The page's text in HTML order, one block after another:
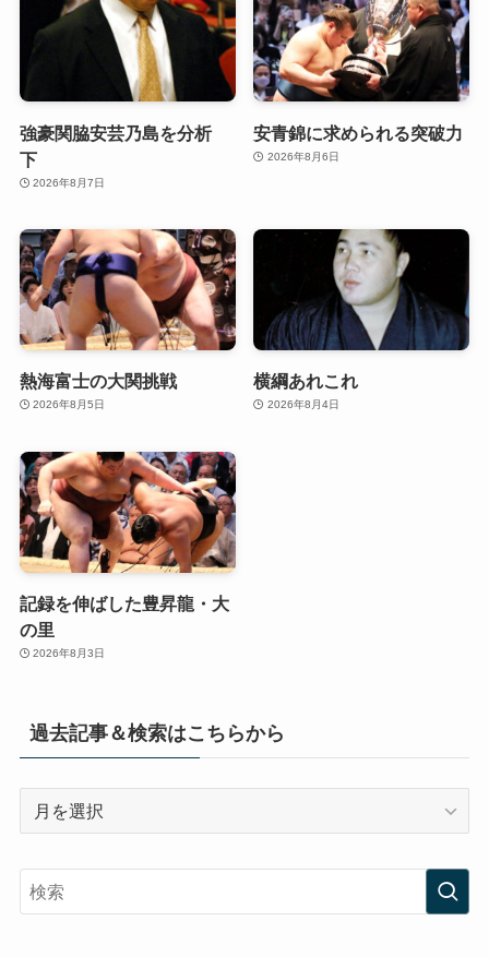
強豪関脇安芸乃島を分析
下
2026年8月7日
安青錦に求められる突破力
2026年8月6日
熱海富士の大関挑戦
2026年8月5日
横綱あれこれ
2026年8月4日
記録を伸ばした豊昇龍・大
の里
2026年8月3日
過去記事＆検索はこちらから
事
＆